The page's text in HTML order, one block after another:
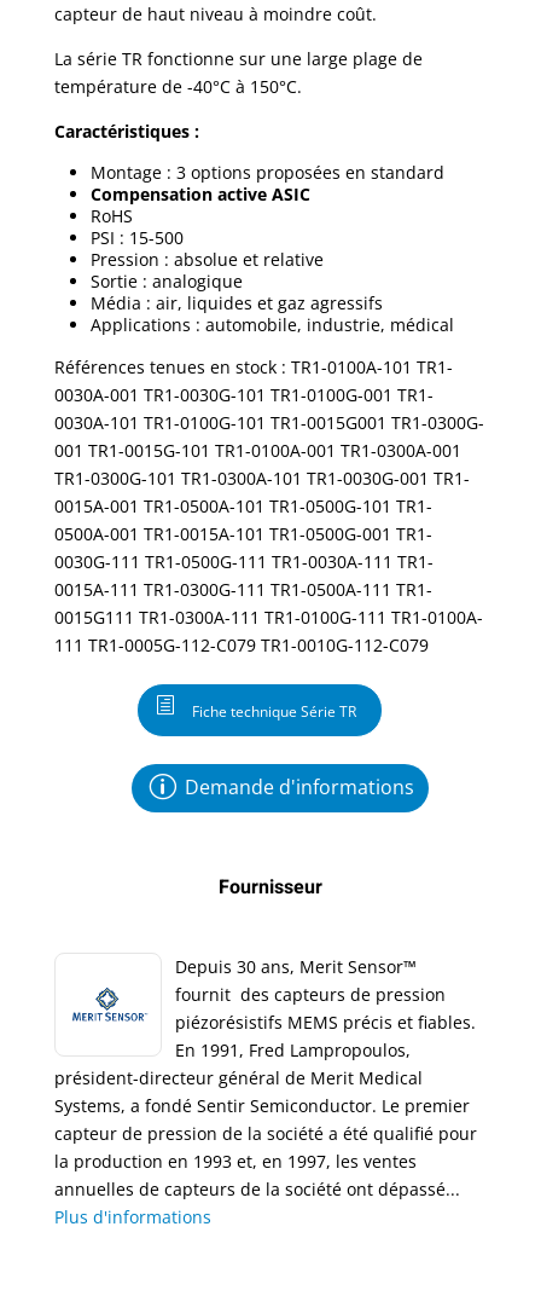
capteur de haut niveau à moindre coût.
La série TR fonctionne sur une large plage de
température de -40°C à 150°C.
Caractéristiques :
Montage : 3 options proposées en standard
Compensation active ASIC
RoHS
PSI : 15-500
Pression : absolue et relative
Sortie : analogique
Média : air, liquides et gaz agressifs
Applications : automobile, industrie, médical
Références tenues en stock : TR1-0100A-101 TR1-
0030A-001 TR1-0030G-101 TR1-0100G-001 TR1-
0030A-101 TR1-0100G-101 TR1-0015G001 TR1-0300G-
001 TR1-0015G-101 TR1-0100A-001 TR1-0300A-001
TR1-0300G-101 TR1-0300A-101 TR1-0030G-001 TR1-
0015A-001 TR1-0500A-101 TR1-0500G-101 TR1-
0500A-001 TR1-0015A-101 TR1-0500G-001 TR1-
0030G-111 TR1-0500G-111 TR1-0030A-111 TR1-
0015A-111 TR1-0300G-111 TR1-0500A-111 TR1-
0015G111 TR1-0300A-111 TR1-0100G-111 TR1-0100A-
111 TR1-0005G-112-C079 TR1-0010G-112-C079
Fiche technique Série TR
Demande d'informations
Fournisseur
Depuis 30 ans, Merit Sensor™
fournit des capteurs de pression
piézorésistifs MEMS précis et fiables.
En 1991, Fred Lampropoulos,
président-directeur général de Merit Medical
Systems, a fondé Sentir Semiconductor. Le premier
capteur de pression de la société a été qualifié pour
la production en 1993 et, en 1997, les ventes
annuelles de capteurs de la société ont dépassé...
Plus d'informations